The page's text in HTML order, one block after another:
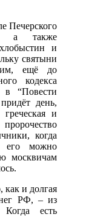
Печерского
а также
и
святыни
ещё до
кодекса
в “Повести
день,
и
когда
его можно
москвичам
и долгая
РФ, – из
Когда есть